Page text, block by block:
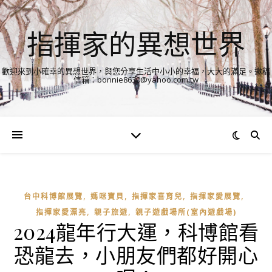
指揮家的異想世界
歡迎來到小確幸的異想世界，與您分享生活中小小的幸福，大大的滿足。邀稿
信箱：bonnie8630@yahoo.com.tw
台中科博館展覽, 媽咪寶貝, 指揮家喜育兒, 指揮家愛展覽,
指揮家愛漂亮, 親子旅遊, 親子遊戲場所(室內遊戲場)
2024龍年行大運，科博館看
恐龍去，小朋友們都好開心